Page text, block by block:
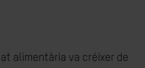
alimentària va créixer de